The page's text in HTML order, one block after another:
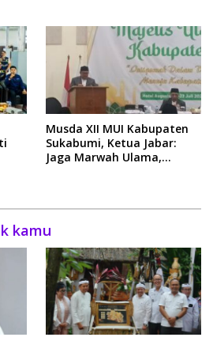
Musda XII MUI Kabupaten
Sukabumi, Ketua Jabar:
Jaga Marwah Ulama,
kamu